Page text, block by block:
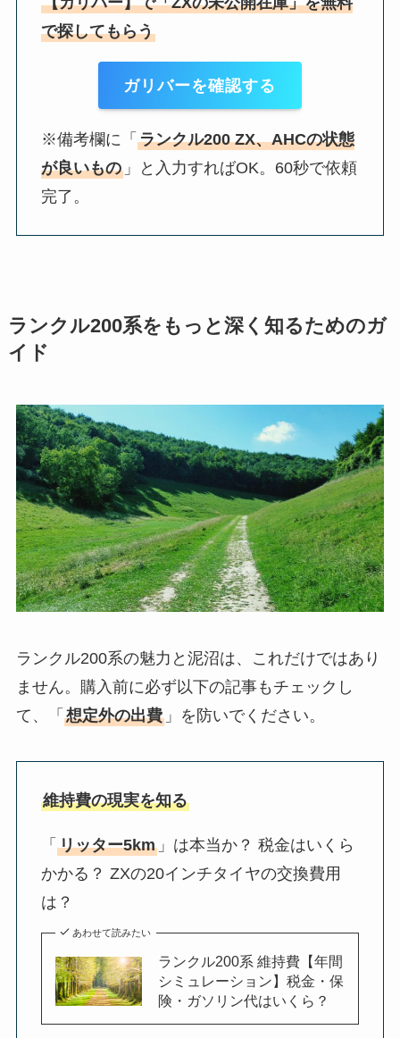
で探してもらう
ガリバーを確認する
※備考欄に「 ランクル200 ZX、AHCの状態
が良いもの」と入力すればOK。60秒で依頼
完了。
ランクル200系をもっと深く知るためのガ
イド
ランクル200系の魅力と泥沼は、これだけではあり
ません。購入前に必ず以下の記事もチェックし
て、「 想定外の出費」を防いでください。
維持費の現実を知る
「 リッター5km」は本当か？ 税金はいくら
かかる？ ZXの20インチタイヤの交換費用
は？
あわせて読みたい
ランクル200系 維持費【年間
シミュレーション】税金・保
険・ガソリン代はいくら？